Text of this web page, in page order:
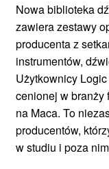
Nowa biblioteka
zawiera zestawy
producenta z
instrumentów,
Użytkownicy
cenionej w branży
na Maca. To
producentów,
w studiu i poza